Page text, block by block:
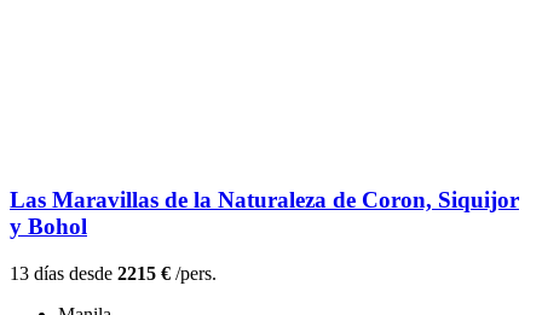
Las Maravillas de la Naturaleza de Coron, Siquijor
y Bohol
13 días desde 2215 € /pers.